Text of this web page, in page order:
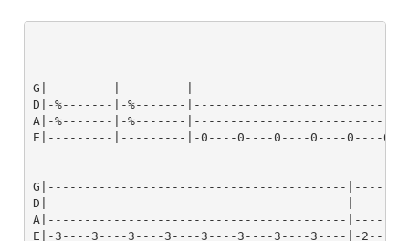
G|---------|---------
D|-%-------|-%-------
A|-%-------|-%-------
E|---------|---------|-0----0----0----0----0----
G|-----------------------------------------
D|-----------------------------------------
A|-----------------------------------------
E|-3----3----3----3----3----3----3----3----|-2----